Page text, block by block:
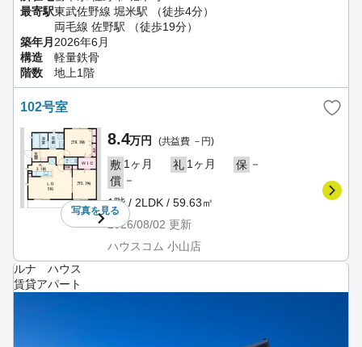
最寄駅東武佐野線 堀米駅 （徒歩4分）
両毛線 佐野駅 （徒歩19分）
築年月2026年6月
構造
軽量鉄骨
階数
地上1階
102号室
写真を見る
8.4万円 (共益費 －円)
敷 1ヶ月 礼 1ヶ月 保 －
償 －
1階 / 2LDK / 59.63㎡
2026/08/02 更新
ハウスコム 小山店
ルナ ハウス
賃貸アパート